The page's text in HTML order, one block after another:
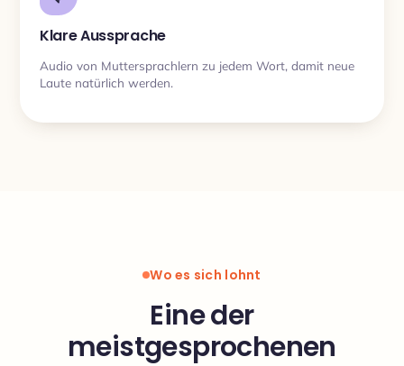
Klare Aussprache
Audio von Muttersprachlern zu jedem Wort, damit neue
Laute natürlich werden.
Wo es sich lohnt
Eine der
meistgesprochenen